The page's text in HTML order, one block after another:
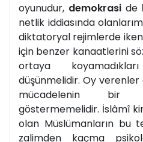
oyunudur, demokrasi de
netlik iddiasında
diktatoryal rejimlerde
için benzer kanaatlerini
ortaya
düşünmelidir. Oy verenler
mücadelenin bir
göstermemelidir. İslâmî
olan Müslümanların bu
zalimden kaçma